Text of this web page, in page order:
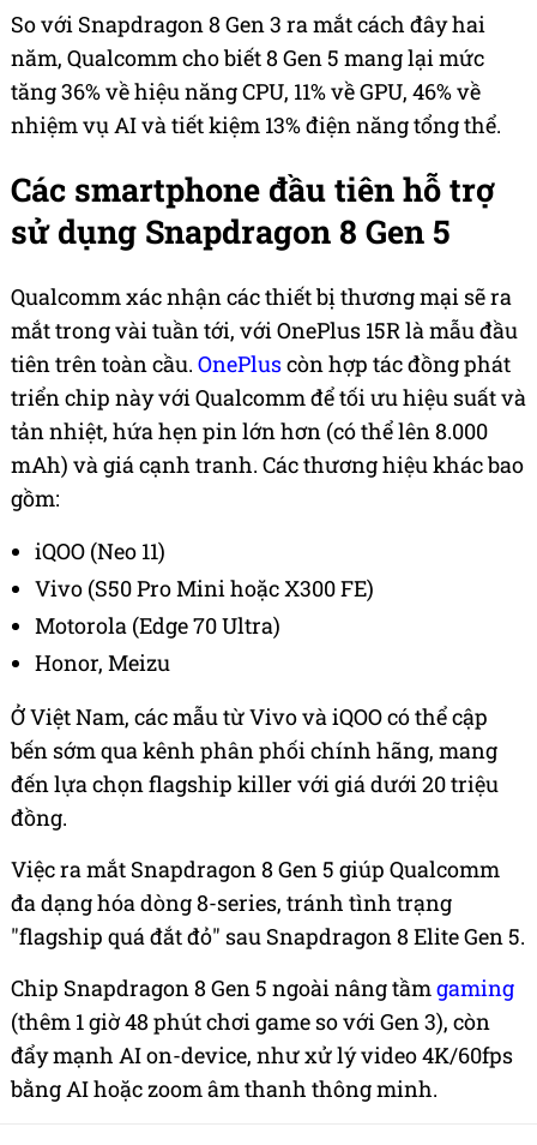
So với Snapdragon 8 Gen 3 ra mắt cách đây hai
năm, Qualcomm cho biết 8 Gen 5 mang lại mức
tăng 36% về hiệu năng CPU, 11% về GPU, 46% về
nhiệm vụ AI và tiết kiệm 13% điện năng tổng thể.
Các smartphone đầu tiên hỗ trợ
sử dụng Snapdragon 8 Gen 5
Qualcomm xác nhận các thiết bị thương mại sẽ ra
mắt trong vài tuần tới, với OnePlus 15R là mẫu đầu
tiên trên toàn cầu. OnePluscòn hợp tác đồng phát
triển chip này với Qualcomm để tối ưu hiệu suất và
tản nhiệt, hứa hẹn pin lớn hơn (có thể lên 8.000
mAh) và giá cạnh tranh. Các thương hiệu khác bao
gồm:
iQOO (Neo 11)
Vivo (S50 Pro Mini hoặc X300 FE)
Motorola (Edge 70 Ultra)
Honor, Meizu
Ở Việt Nam, các mẫu từ Vivo và iQOO có thể cập
bến sớm qua kênh phân phối chính hãng, mang
đến lựa chọn flagship killer với giá dưới 20 triệu
đồng.
Việc ra mắt Snapdragon 8 Gen 5 giúp Qualcomm
đa dạng hóa dòng 8-series, tránh tình trạng
"flagship quá đắt đỏ" sau Snapdragon 8 Elite Gen 5.
Chip Snapdragon 8 Gen 5 ngoài nâng tầmgaming
(thêm 1 giờ 48 phút chơi game so với Gen 3), còn
đẩy mạnh AI on-device, như xử lý video 4K/60fps
bằng AI hoặc zoom âm thanh thông minh.